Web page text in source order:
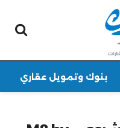
بنوك وتمويل عقاري